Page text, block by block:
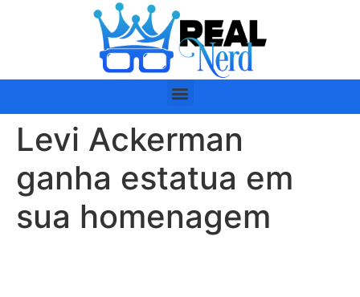
Levi Ackerman
ganha estatua em
sua homenagem